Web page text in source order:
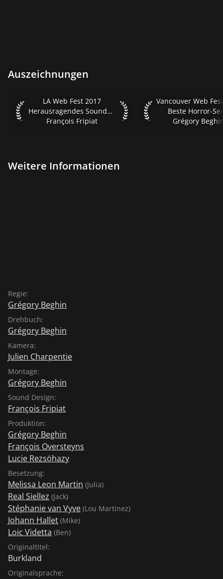
Auszeichnungen
LA Web Fest 2017 Herausragendes Sounddesign - Drama
LA Web Fest 2017
Herausragendes Sounddesign - Drama
François Fripiat
Vancouver Web
Vancouver Web
Beste Horror-
Grégory
Weitere Informationen
Regie:
Grégory Beghin
Drehbuch:
Grégory Beghin
Kamera:
Julien Charpentie
Montage:
Grégory Beghin
Sound Design:
François Fripiat
Produktion:
Grégory Beghin
François Oversteyns
Lucie Rezsöhazy
Besetzung:
Melissa Leon Martin (Julia)
Real Siellez (Jack)
Stéphanie van Vyve (Lou Martinez)
Johann Hallet (Mike)
Loic Videtta (Ben)
Originaltitel:
Burkland
Originalsprache: